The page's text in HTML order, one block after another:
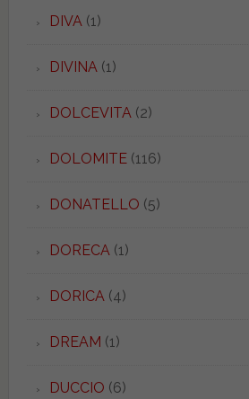
DIVA(1)
DIVINA(1)
DOLCEVITA(2)
DOLOMITE(116)
DONATELLO (5)
DORECA(1)
DORICA(4)
DREAM (1)
DUCCIO (6)